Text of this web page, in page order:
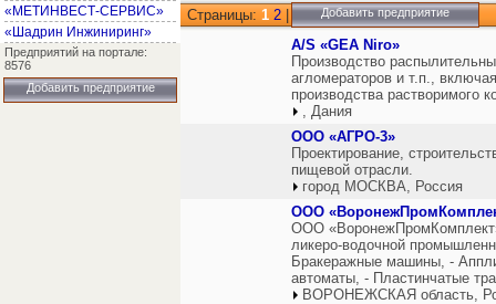
«МЕТИНВЕСТ-СЕРВИС»
«Шадрин Инжиниринг»
Предприятий на портале:
8576
Добавить предприятие
Страницы: 1 2 Добавить предприятие
A/S «GEA Niro»
Производство
агломераторов и т.п.,
производства растворимого
, Дания
ООО «АГРО-3»
Проектирование,
пищевой отрасли.
город МОСКВА, Россия
ООО
ООО
ликеро-водочной
Бракеражные машины, -
автоматы, - Пластинчатые
ВОРОНЕЖСКАЯ область,